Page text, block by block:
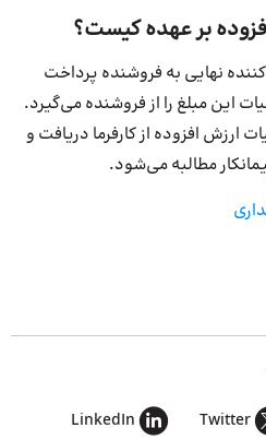
بر عهده کیست؟
نهایی به فروشنده پرداخت
این مبلغ را از فروشنده می‌گیرد.
ارزش افزوده از کارفرما دریافت و
مطالبه می‌شود.
Twitter
LinkedIn